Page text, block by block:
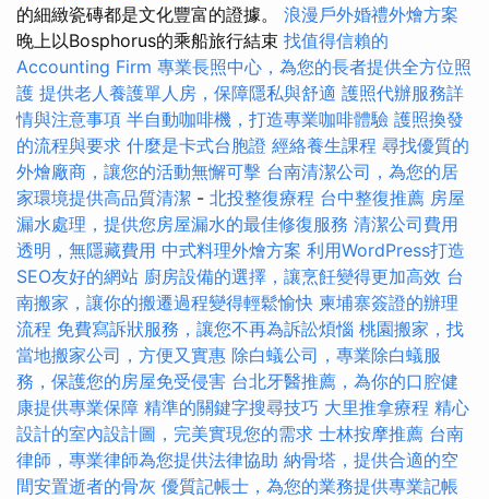
的細緻瓷磚都是文化豐富的證據。 浪漫戶外婚禮外燴方案
晚上以Bosphorus的乘船旅行結束 找值得信賴的
Accounting Firm 專業長照中心，為您的長者提供全方位照
護 提供老人養護單人房，保障隱私與舒適 護照代辦服務詳
情與注意事項 半自動咖啡機，打造專業咖啡體驗 護照換發
的流程與要求 什麼是卡式台胞證 經絡養生課程 尋找優質的
外燴廠商，讓您的活動無懈可擊 台南清潔公司，為您的居
家環境提供高品質清潔 - 北投整復療程 台中整復推薦 房屋
漏水處理，提供您房屋漏水的最佳修復服務 清潔公司費用
透明，無隱藏費用 中式料理外燴方案 利用WordPress打造
SEO友好的網站 廚房設備的選擇，讓烹飪變得更加高效 台
南搬家，讓你的搬遷過程變得輕鬆愉快 柬埔寨簽證的辦理
流程 免費寫訴狀服務，讓您不再為訴訟煩惱 桃園搬家，找
當地搬家公司，方便又實惠 除白蟻公司，專業除白蟻服
務，保護您的房屋免受侵害 台北牙醫推薦，為你的口腔健
康提供專業保障 精準的關鍵字搜尋技巧 大里推拿療程 精心
設計的室內設計圖，完美實現您的需求 士林按摩推薦 台南
律師，專業律師為您提供法律協助 納骨塔，提供合適的空
間安置逝者的骨灰 優質記帳士，為您的業務提供專業記帳